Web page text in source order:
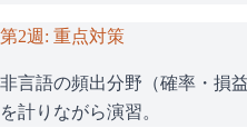
第2週: 重点対策
非言語の頻出分野（確率・損
を計りながら演習。